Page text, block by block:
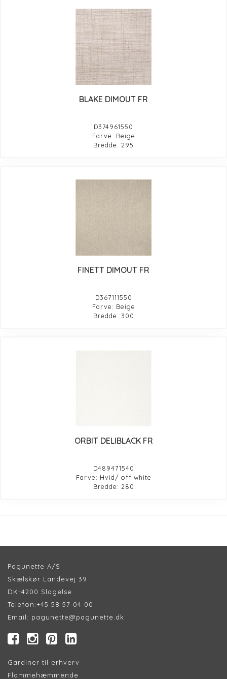
BLAKE DIMOUT FR
D374961550
Farve: Beige
Bredde: 295
FINETT DIMOUT FR
D367111550
Farve: Beige
Bredde: 300
ORBIT DELIBLACK FR
D489471540
Farve: Hvid/ off white
Bredde: 280
Pagunette A/S
Skælskør Landevej 39
DK-4200 Slagelse
Telefon:+45 58 57 04 00
Email: pagunette@pagunette.dk
Gardiner til erhverv
Flammehæmmende